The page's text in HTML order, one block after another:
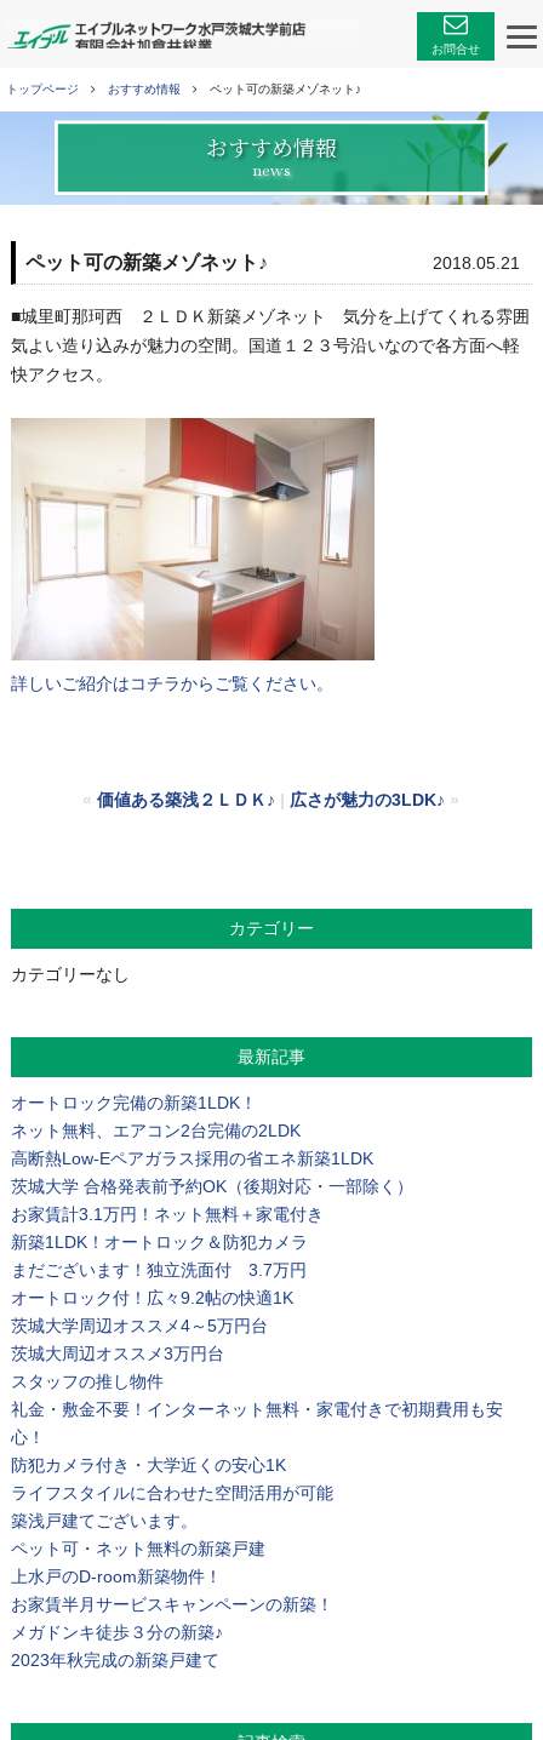
エイブルネットワーク
お問合せ
トップページ おすすめ情報 ペット可の新築メゾネット♪
おすすめ情報
news
ペット可の新築メゾネット♪ 2018.05.21
■城里町那珂西 ２ＬＤＫ新築メゾネット 気分を上げてくれる雰囲
気よい造り込みが魅力の空間。国道１２３号沿いなので各方面へ軽
快アクセス。
詳しいご紹介はコチラからご覧ください。
«価値ある築浅２ＬＤＫ♪ | 広さが魅力の3LDK♪ »
カテゴリー
カテゴリーなし
最新記事
オートロック完備の新築1LDK！
ネット無料、エアコン2台完備の2LDK
高断熱Low-Eペアガラス採用の省エネ新築1LDK
茨城大学 合格発表前予約OK（後期対応・一部除く）
お家賃計3.1万円！ネット無料＋家電付き
新築1LDK！オートロック＆防犯カメラ
まだございます！独立洗面付 3.7万円
オートロック付！広々9.2帖の快適1K
茨城大学周辺オススメ4～5万円台
茨城大周辺オススメ3万円台
スタッフの推し物件
礼金・敷金不要！インターネット無料・家電付きで初期費用も安
心！
防犯カメラ付き・大学近くの安心1K
ライフスタイルに合わせた空間活用が可能
築浅戸建てございます。
ペット可・ネット無料の新築戸建
上水戸のD-room新築物件！
お家賃半月サービスキャンペーンの新築！
メガドンキ徒歩３分の新築♪
2023年秋完成の新築戸建て